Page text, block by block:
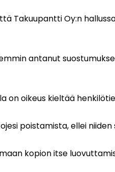
Takuupantti Oy:n
antanut
on oikeus kieltää
poistamista, ellei
kopion itse